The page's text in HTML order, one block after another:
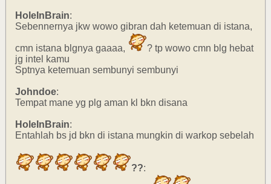
HoleInBrain:
Sebennernya jkw wowo gibran dah ketemuan di istana,
cmn istana blgnya gaaaa,
? tp wowo cmn blg hebat
jg intel kamu
Sptnya ketemuan sembunyi sembunyi
Johndoe:
Tempat mane yg plg aman kl bkn disana
HoleInBrain:
Entahlah bs jd bkn di istana mungkin di warkop sebelah
??: